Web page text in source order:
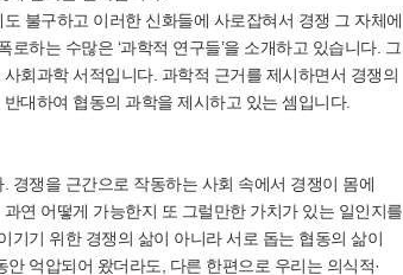
불구하고 이러한 신화들에 사로잡혀서 경쟁 그 자체에
하는 수많은 ‘과학적 연구들’을 소개하고 있습니다. 그
회과학 서적입니다. 과학적 근거를 제시하면서 경쟁의
대하여 협동의 과학을 제시하고 있는 셈입니다.
경쟁을 근간으로 작동하는 사회 속에서 경쟁이 몸에
연 어떻게 가능한지 또 그럴만한 가치가 있는 일인지를
기기 위한 경쟁의 삶이 아니라 서로 돕는 협동의 삶이
억압되어 왔더라도, 다른 한편으로 우리는 의식적·